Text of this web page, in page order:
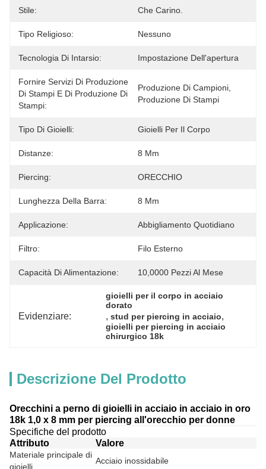
Stile: Che Carino.
Tipo Religioso: Nessuno
Tecnologia Di Intarsio: Impostazione Dell'apertura
Fornire Servizi Di Produzione
Di Stampi E Di Produzione Di
Stampi:
Produzione Di Campioni,
Produzione Di Stampi
Tipo Di Gioielli: Gioielli Per Il Corpo
Distanze: 8 Mm
Piercing: ORECCHIO
Lunghezza Della Barra: 8 Mm
Applicazione: Abbigliamento Quotidiano
Filtro: Filo Esterno
Capacità Di Alimentazione: 10,0000 Pezzi Al Mese
Evidenziare:
gioielli per il corpo in acciaio
dorato
, stud per piercing in acciaio,
gioielli per piercing in acciaio
chirurgico 18k
Descrizione Del Prodotto
Orecchini a perno di gioielli in acciaio in acciaio in oro
18k 1,0 x 8 mm per piercing all'orecchio per donne
Specifiche del prodotto
Attributo
Valore
Materiale principale di
gioielli
Acciaio inossidabile